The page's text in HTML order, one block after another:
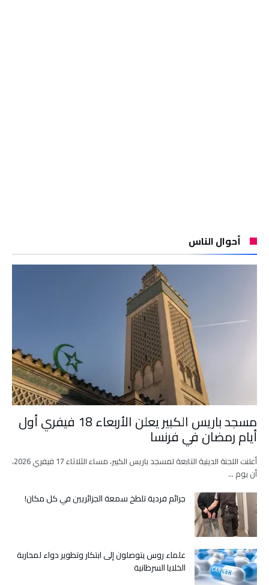
أحوال الناس
مسجد باريس الكبير يعلن الأربعاء 18 فيفري أول
أيام رمضان في فرنسا
أعلنت اللجنة الدينية التابعة لمسجد باريس الكبير، مساء الثلاثاء 17 فيفري 2026،
أن يوم …
جرائم فردية تلطخ سمعة الجزائريين في كل مكان!
علماء روس يتوصلون إلى ابتكار وتطوير دواء لمحاربة
الخلايا السرطانية